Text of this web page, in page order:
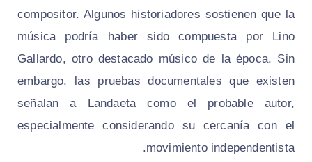
compositor. Algunos historiadores sostienen que la
música podría haber sido compuesta por Lino
Gallardo, otro destacado músico de la época. Sin
embargo, las pruebas documentales que existen
señalan a Landaeta como el probable autor,
especialmente considerando su cercanía con el
movimiento independentista.